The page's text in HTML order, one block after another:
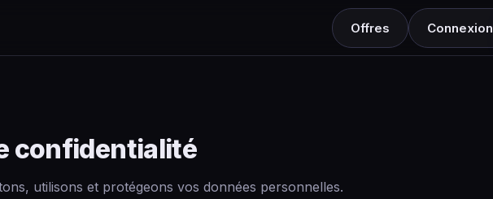
Offres Connexion
confidentialité
utilisons et protégeons vos données personnelles.